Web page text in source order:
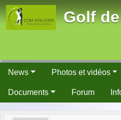
Golf
News Photos et vidéos
Documents Forum
Panneau de gestion des cookies